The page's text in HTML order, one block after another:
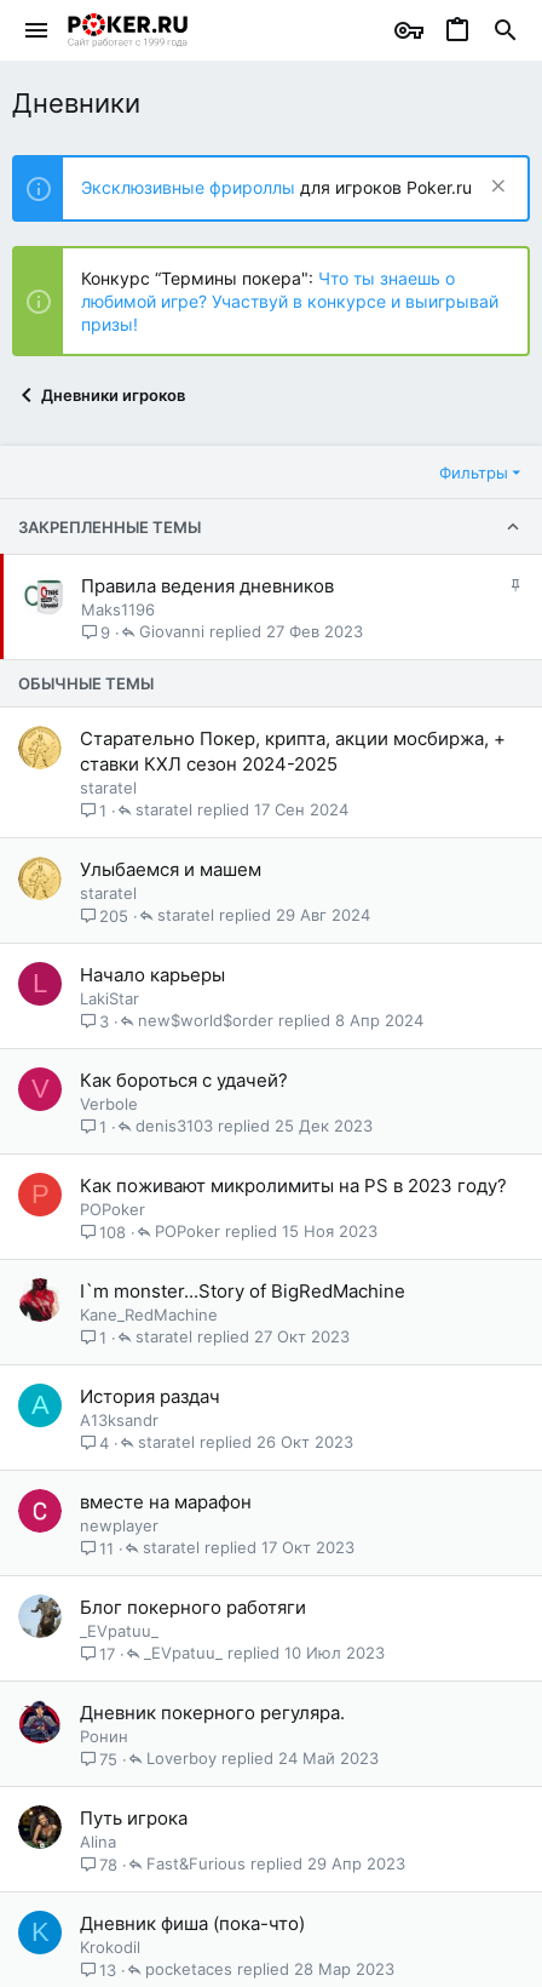
Дневники
Эксклюзивные фрироллы для игроков Poker.ru
Конкурс “Термины покера": Что ты знаешь о
любимой игре? Участвуй в конкурсе и выигрывай
призы!
Дневники игроков
Фильтры
ЗАКРЕПЛЕННЫЕ ТЕМЫ
Правила ведения дневников
Maks1196
9
27 Фев 2023
Giovanni
ОБЫЧНЫЕ ТЕМЫ
Старательно Покер, крипта, акции мосбиржа, +
ставки КХЛ сезон 2024-2025
staratel
1
17 Сен 2024
staratel
Улыбаемся и машем
staratel
205
29 Авг 2024
staratel
L Начало карьеры
LakiStar
3
8 Апр 2024
new$world$order
V Как бороться с удачей?
Verbole
1
25 Дек 2023
denis3103
P Как поживают микролимиты на PS в 2023 году?
POPoker
108
15 Ноя 2023
POPoker
I`m monster...Story of BigRedMachine
Kane_RedMachine
1
27 Окт 2023
staratel
A История раздач
A13ksandr
4
26 Окт 2023
staratel
вместе на марафон
newplayer
11
17 Окт 2023
staratel
Блог покерного работяги
_EVpatuu_
17
10 Июл 2023
_EVpatuu_
Дневник покерного регуляра.
Ронин
75
24 Май 2023
Loverboy
Путь игрока
Alina
78
29 Апр 2023
Fast&Furious
K Дневник фиша (пока-что)
Krokodil
13
28 Мар 2023
pocketaces